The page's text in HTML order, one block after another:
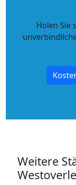
Holen Sie
Weitere